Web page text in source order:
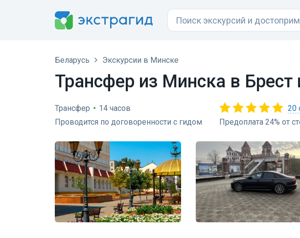
Беларусь Экскурсии в Минске
Трансфер из Минска в
Трансфер • 14 часов
Проводится по договоренности с гидом
20
Предоплата 24% от